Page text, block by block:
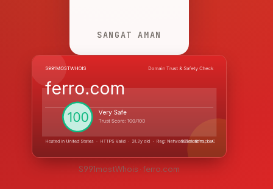
SANGAT AMAN
S991mostWhois · ferro.com